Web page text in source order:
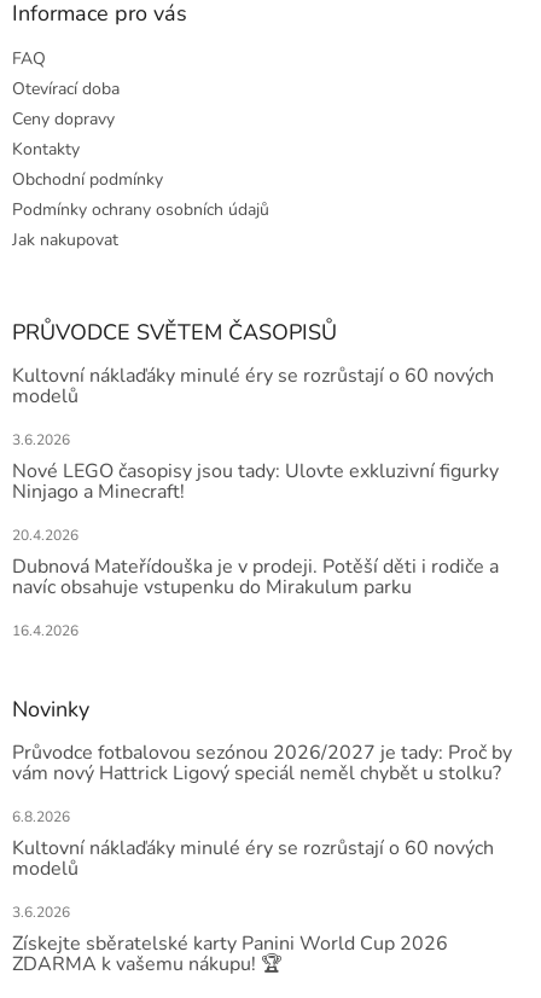
Informace pro vás
FAQ
Otevírací doba
Ceny dopravy
Kontakty
Obchodní podmínky
Podmínky ochrany osobních údajů
Jak nakupovat
PRŮVODCE SVĚTEM ČASOPISŮ
Kultovní náklaďáky minulé éry se rozrůstají o 60 nových
modelů
3.6.2026
Nové LEGO časopisy jsou tady: Ulovte exkluzivní figurky
Ninjago a Minecraft!
20.4.2026
Dubnová Mateřídouška je v prodeji. Potěší děti i rodiče a
navíc obsahuje vstupenku do Mirakulum parku
16.4.2026
Novinky
Průvodce fotbalovou sezónou 2026/2027 je tady: Proč by
vám nový Hattrick Ligový speciál neměl chybět u stolku?
6.8.2026
Kultovní náklaďáky minulé éry se rozrůstají o 60 nových
modelů
3.6.2026
Získejte sběratelské karty Panini World Cup 2026
ZDARMA k vašemu nákupu! 🏆